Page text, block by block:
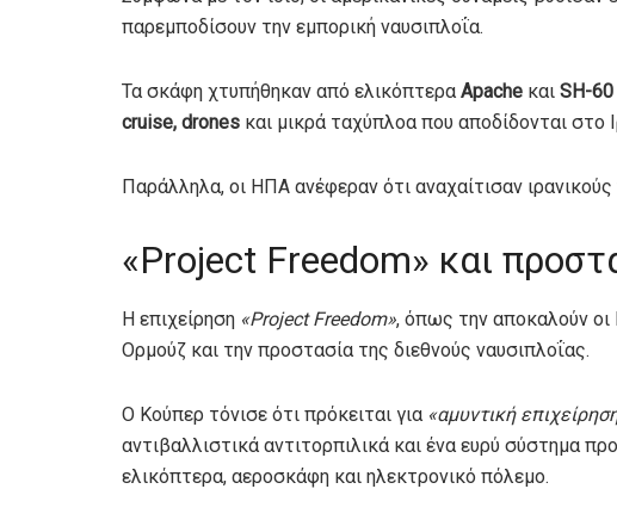
παρεμποδίσουν την εμπορική ναυσιπλοΐα.
Τα σκάφη χτυπήθηκαν από ελικόπτερα Apache και SH-60
cruise, drones και μικρά ταχύπλοα που αποδίδονται στο
Παράλληλα, οι ΗΠΑ ανέφεραν ότι αναχαίτισαν
«Project Freedom» και
Η επιχείρηση «Project Freedom», όπως την αποκαλούν
Ορμούζ και την προστασία της διεθνούς ναυσιπλοΐας.
Ο Κούπερ τόνισε ότι πρόκειται για «αμυντική
αντιβαλλιστικά αντιτορπιλικά και ένα ευρύ σύστημα
ελικόπτερα, αεροσκάφη και ηλεκτρονικό πόλεμο.